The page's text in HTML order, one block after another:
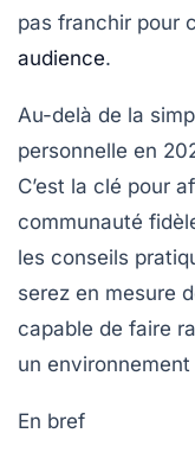
pas franchir pour
audience.
Au-delà de la
personnelle en
C’est la clé pour
communauté
les conseils
serez en mesure
capable de faire
un
En bref